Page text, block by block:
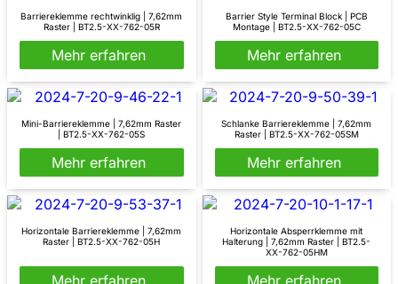
Barriereklemme rechtwinklig | 7,62mm
Raster | BT2.5-XX-762-05R
Mehr erfahren
Barrier Style Terminal Block | PCB
Montage | BT2.5-XX-762-05C
Mehr erfahren
Mini-Barriereklemme | 7,62mm Raster
| BT2.5-XX-762-05S
Mehr erfahren
Schlanke Barriereklemme | 7,62mm
Raster | BT2.5-XX-762-05SM
Mehr erfahren
Horizontale Barriereklemme | 7,62mm
Raster | BT2.5-XX-762-05H
Mehr erfahren
Horizontale Absperrklemme mit
Halterung | 7,62mm Raster | BT2.5-
XX-762-05HM
Mehr erfahren